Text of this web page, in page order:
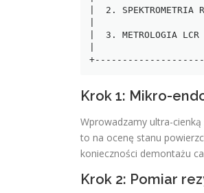
|  2.
|  3. METROLOGIA
Krok 1: Mikro-
Wprowadzamy ultra-
to na ocenę stanu
konieczności demontażu
Krok 2: Pomiar